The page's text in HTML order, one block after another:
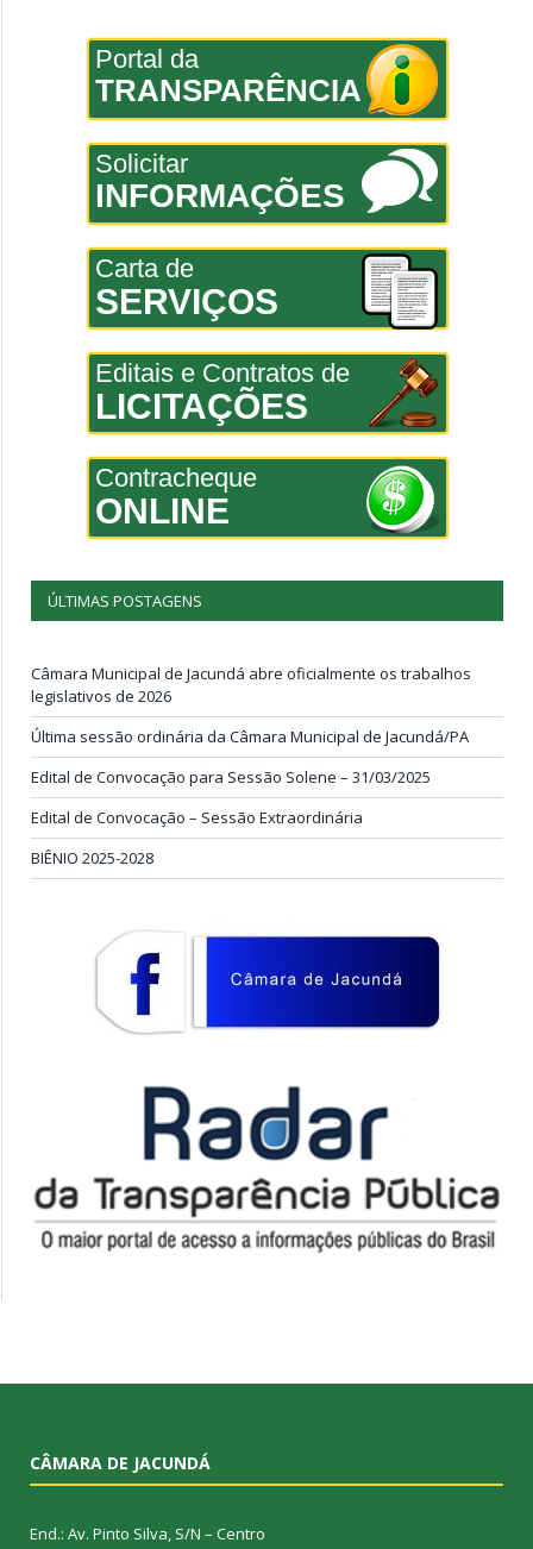
Portal da
TRANSPARÊNCIA
Solicitar
INFORMAÇÕES
Carta de
SERVIÇOS
Editais e Contratos de
LICITAÇÕES
Contracheque
ONLINE
ÚLTIMAS POSTAGENS
Câmara Municipal de Jacundá abre oficialmente os trabalhos
legislativos de 2026
Última sessão ordinária da Câmara Municipal de Jacundá/PA
Edital de Convocação para Sessão Solene – 31/03/2025
Edital de Convocação – Sessão Extraordinária
BIÊNIO 2025-2028
CÂMARA DE JACUNDÁ
End.: Av. Pinto Silva, S/N – Centro